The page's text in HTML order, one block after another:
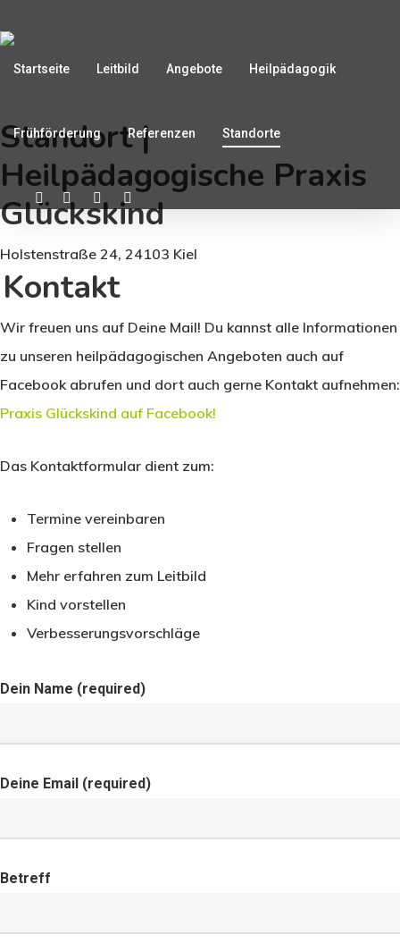
Startseite Leitbild Angebote Heilpädagogik
Frühförderung Referenzen Standorte
Standort |
Heilpädagogische Praxis
Glückskind
Holstenstraße 24, 24103 Kiel
Kontakt
Wir freuen uns auf Deine Mail! Du kannst alle Informationen
zu unseren heilpädagogischen Angeboten auch auf
Facebook abrufen und dort auch gerne Kontakt aufnehmen:
Praxis Glückskind auf Facebook!
Das Kontaktformular dient zum:
Termine vereinbaren
Fragen stellen
Mehr erfahren zum Leitbild
Kind vorstellen
Verbesserungsvorschläge
Dein Name (required)
Deine Email (required)
Betreff